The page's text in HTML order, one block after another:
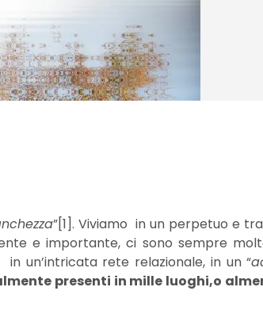
”[1]. Viviamo in un perpetuo e
e importante, ci sono sempre
un’intricata rete relazionale, in un “
presenti in mille luoghi,o